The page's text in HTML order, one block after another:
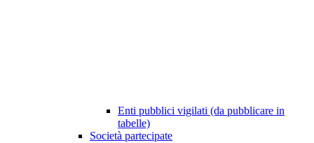
Enti pubblici vigilati (da pubblicare in
tabelle)
Società partecipate